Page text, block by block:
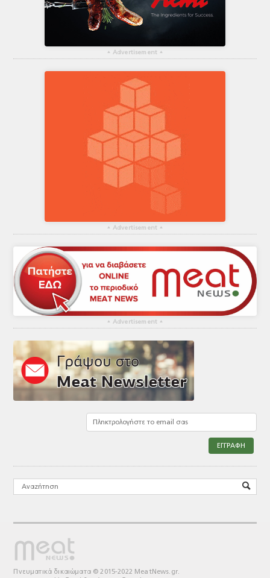
▴ Advertisement ▴
▴ Advertisement ▴
▴ Advertisement ▴
Πνευματικά δικαιώματα © 2015-2022 MeatNews.gr.